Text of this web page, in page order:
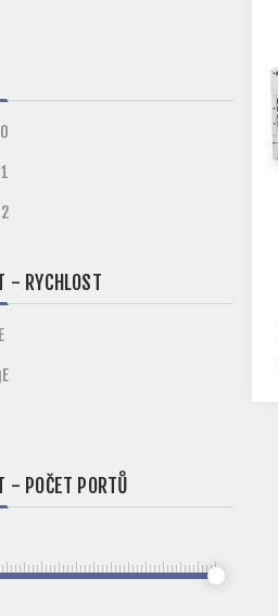
- RYCHLOST
- POČET PORTŮ